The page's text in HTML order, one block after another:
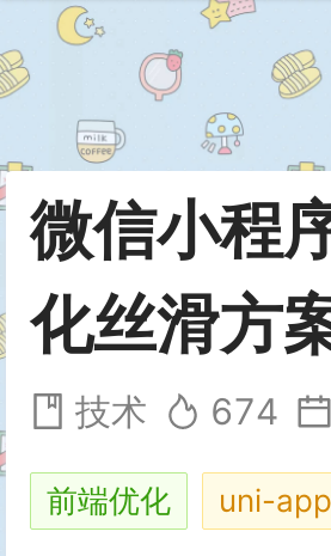
微信小程
化丝滑方
技术 674
前端优化 uni-app